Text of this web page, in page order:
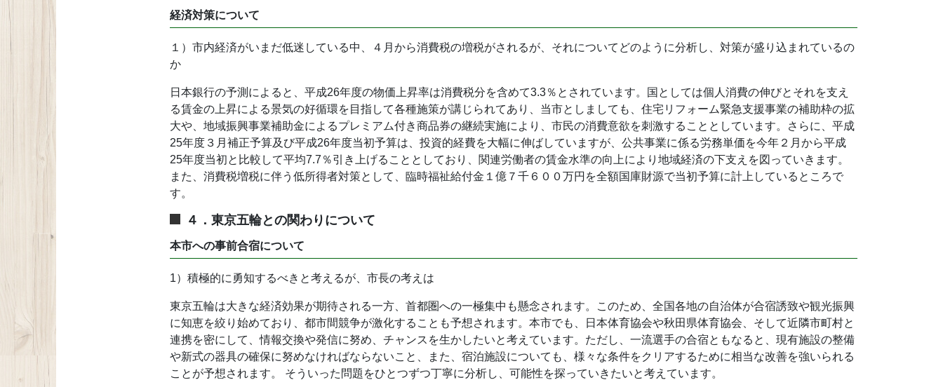
経済対策について
１）市内経済がいまだ低迷している中、４月から消費税の増税がされるが、それについてどのように分析し、対策が盛り込まれているの
か
日本銀行の予測によると、平成26年度の物価上昇率は消費税分を含めて3.3％とされています。国としては個人消費の伸びとそれを支え
る賃金の上昇による景気の好循環を目指して各種施策が講じられてあり、当市としましても、住宅リフォーム緊急支援事業の補助枠の拡
大や、地域振興事業補助金によるプレミアム付き商品券の継続実施により、市民の消費意欲を刺激することとしています。さらに、平成
25年度３月補正予算及び平成26年度当初予算は、投資的経費を大幅に伸ばしていますが、公共事業に係る労務単価を今年２月から平成
25年度当初と比較して平均7.7％引き上げることとしており、関連労働者の賃金水準の向上により地域経済の下支えを図っていきます。
また、消費税増税に伴う低所得者対策として、臨時福祉給付金１億７千６００万円を全額国庫財源で当初予算に計上しているところで
す。
４．東京五輪との関わりについて
本市への事前合宿について
1）積極的に勇知するべきと考えるが、市長の考えは
東京五輪は大きな経済効果が期待される一方、首都圏への一極集中も懸念されます。このため、全国各地の自治体が合宿誘致や観光振興
に知恵を絞り始めており、都市間競争が激化することも予想されます。本市でも、日本体育協会や秋田県体育協会、そして近隣市町村と
連携を密にして、情報交換や発信に努め、チャンスを生かしたいと考えています。ただし、一流選手の合宿ともなると、現有施設の整備
や新式の器具の確保に努めなければならないこと、また、宿泊施設についても、様々な条件をクリアするために相当な改善を強いられる
ことが予想されます。 そういった問題をひとつずつ丁寧に分析し、可能性を探っていきたいと考えています。